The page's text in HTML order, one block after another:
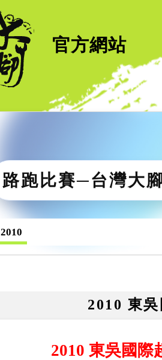
官方網站
路跑比賽─台灣大
2010
2010 東
2010 東吳國際